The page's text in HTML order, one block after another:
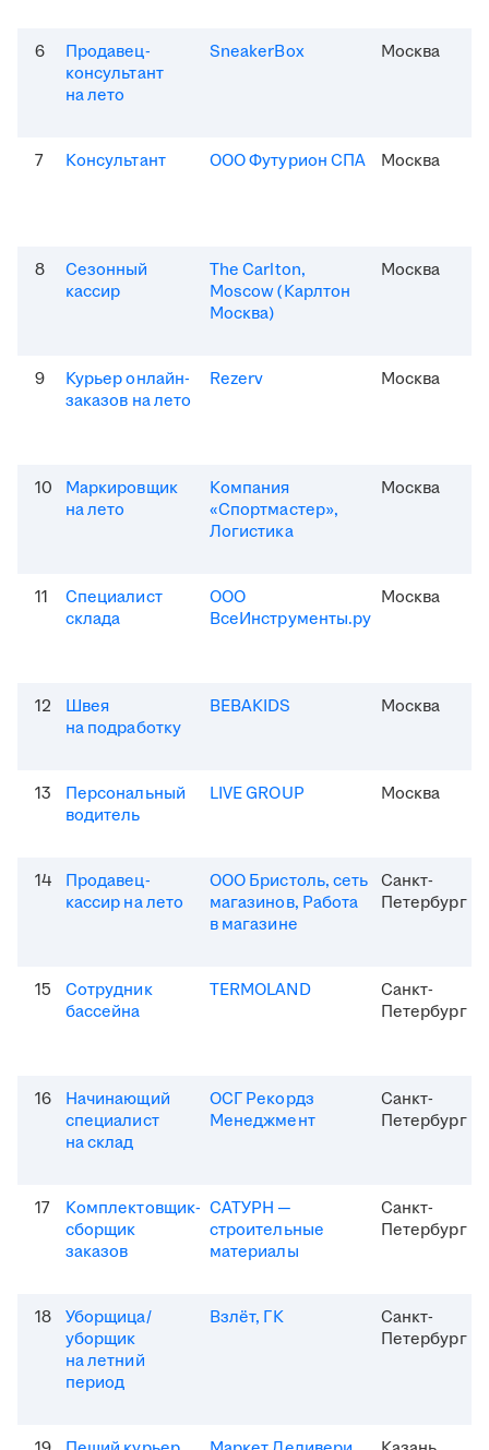
6
Продавец-
консультант
на лето
SneakerBox Москва
7 Консультант ООО Футурион СПА Москва
8
Сезонный
кассир
The Carlton,
Moscow (Карлтон
Москва)
Москва
9
Курьер онлайн-
заказов на лето
Rezerv Москва
10
Маркировщик
на лето
Компания
«Спортмастер»,
Логистика
Москва
11
Специалист
склада
ООО
ВсеИнструменты.ру
Москва
12
Швея
на подработку
BEBAKIDS Москва
13
Персональный
водитель
LIVE GROUP Москва
14
Продавец-
кассир на лето
ООО Бристоль, сеть
магазинов, Работа
в магазине
Санкт-
Петербург
15
Сотрудник
бассейна
TERMOLAND
Санкт-
Петербург
16
Начинающий
специалист
на склад
ОСГ Рекордз
Менеджмент
Санкт-
Петербург
17
Комплектовщик-
сборщик
заказов
САТУРН —
строительные
материалы
Санкт-
Петербург
18
Уборщица/
уборщик
на летний
период
Взлёт, ГК
Санкт-
Петербург